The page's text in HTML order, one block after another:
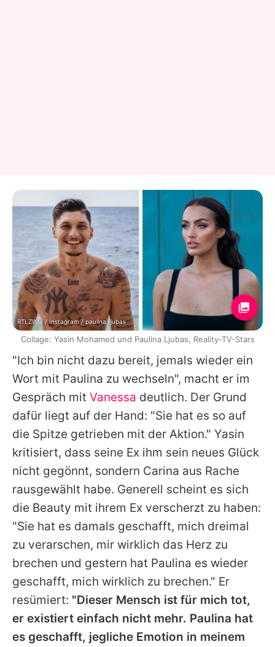
"Ich bin nicht dazu bereit, jemals wieder ein
Wort mit Paulina zu wechseln", macht er im
Gespräch mit Vanessa deutlich. Der Grund
dafür liegt auf der Hand: "Sie hat es so auf
die Spitze getrieben mit der Aktion." Yasin
kritisiert, dass seine Ex ihm sein neues Glück
nicht gegönnt, sondern Carina aus Rache
rausgewählt habe. Generell scheint es sich
die Beauty mit ihrem Ex verscherzt zu haben:
"Sie hat es damals geschafft, mich dreimal
zu verarschen, mir wirklich das Herz zu
brechen und gestern hat Paulina es wieder
geschafft, mich wirklich zu brechen." Er
resümiert: "Dieser Mensch ist für mich tot,
er existiert einfach nicht mehr. Paulina hat
es geschafft, jegliche Emotion in meinem
RTLZWEI / Instagram / paulina_ljubas
Collage: Yasin Mohamed und Paulina Ljubas, Reality-TV-Stars